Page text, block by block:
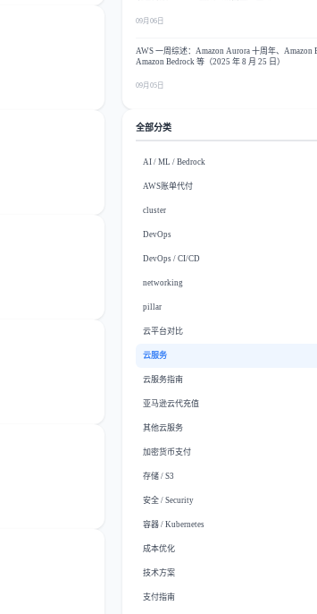
09月06日
AWS 一周综述：Amazon Aurora 十周年、Amazon
Amazon Bedrock 等（2025 年 8 月 25 日）
09月05日
全部分类
AI / ML / Bedrock
AWS账单代付
cluster
DevOps
DevOps / CI/CD
networking
pillar
云平台对比
云服务
云服务指南
亚马逊云代充值
其他云服务
加密货币支付
存储 / S3
安全 / Security
容器 / Kubernetes
成本优化
技术方案
支付指南